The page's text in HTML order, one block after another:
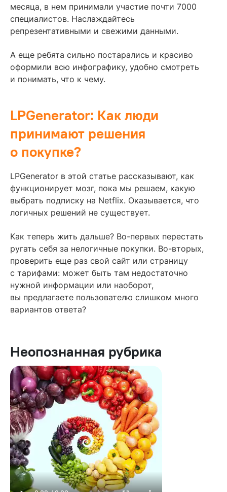
месяца, в нем принимали участие почти 7000
специалистов. Наслаждайтесь
репрезентативными и свежими данными.
А еще ребята сильно постарались и красиво
оформили всю инфографику, удобно смотреть
и понимать, что к чему.
LPGenerator: Как люди
принимают решения
о покупке?
LPGenerator в этой статье рассказывают, как
функционирует мозг, пока мы решаем, какую
выбрать подписку на Netflix. Оказывается, что
логичных решений не существует.
Как теперь жить дальше? Во-первых перестать
ругать себя за нелогичные покупки. Во-вторых,
проверить еще раз свой сайт или страницу
с тарифами: может быть там недостаточно
нужной информации или наоборот,
вы предлагаете пользователю слишком много
вариантов ответа?
Неопознанная рубрика